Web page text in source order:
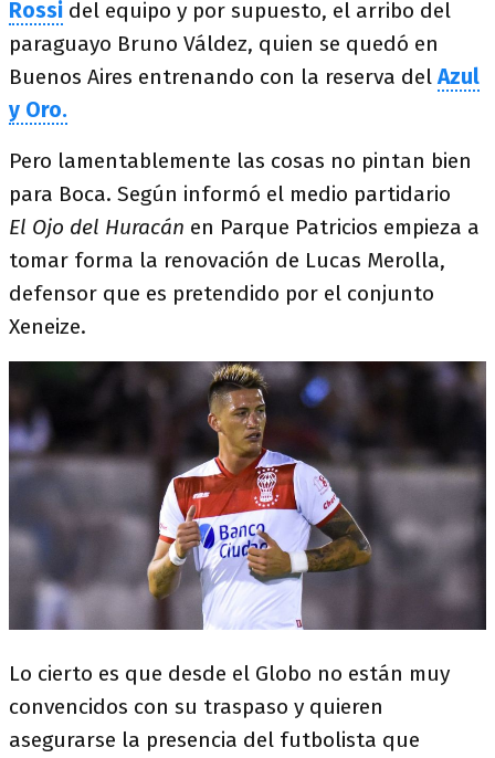
Rossi del equipo y por supuesto, el arribo del
paraguayo Bruno Váldez, quien se quedó en
Buenos Aires entrenando con la reserva delAzul
y Oro.
Pero lamentablemente las cosas no pintan bien
para Boca. Según informó el medio partidario
El Ojo del Huracán en Parque Patricios empieza a
tomar forma la renovación de Lucas Merolla,
defensor que es pretendido por el conjunto
Xeneize.
Lo cierto es que desde el Globo no están muy
convencidos con su traspaso y quieren
asegurarse la presencia del futbolista que